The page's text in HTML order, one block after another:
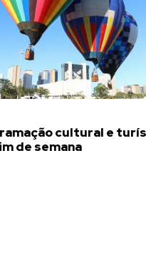
cultural e
de semana